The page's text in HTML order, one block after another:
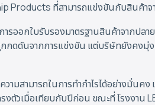
Products ที่สามารถแข่งขันกับสินค้า
รออกใบรับรองมาตรฐานสินค้าจากปลา
กดดันจากการแข่งขัน แต่บริษัทยังคง
วามสามารถในการทำกำไรได้อย่างมั่น
ตัวเมื่อเทียบกับปีก่อน ขณะที่ โรงงาน